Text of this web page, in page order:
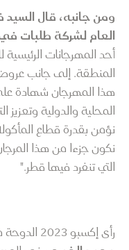
ومن جانبه، قال السيد
العام لشركة طلبات
أحد المهرجانات
المنطقة. إلى جانب
هذا المهرجان شهادة على
المحلية والدولية
نؤمن بقدرة قطاع
نكون جزءا من هذا
التي تنفرد فيها قطر."
رأى إكسبو ٢٠٢٣ الدوحة متمثلاً